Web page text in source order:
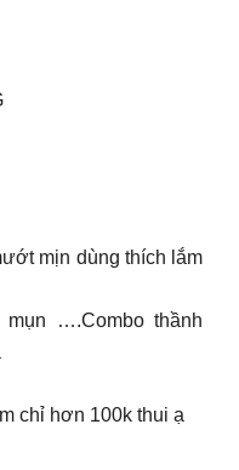
mịn dùng thích lắm
….Combo thầnh
chỉ hơn 100k thui ạ